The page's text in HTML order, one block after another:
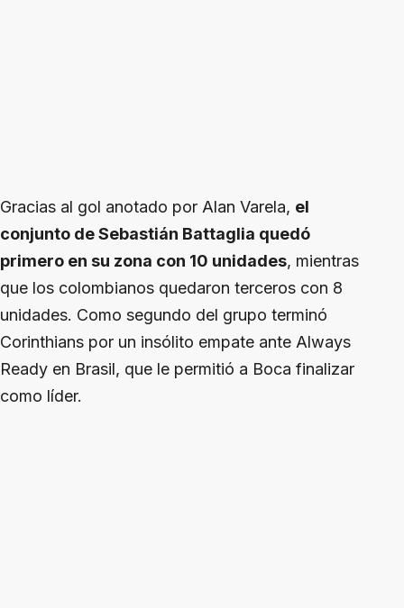
Gracias al gol anotado por Alan Varela, el
conjunto de Sebastián Battaglia quedó
primero en su zona con 10 unidades, mientras
que los colombianos quedaron terceros con 8
unidades. Como segundo del grupo terminó
Corinthians por un insólito empate ante Always
Ready en Brasil, que le permitió a Boca finalizar
como líder.